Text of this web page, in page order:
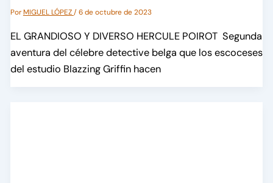
PorMIGUEL LÓPEZ/6 de octubre de 2023
EL GRANDIOSO Y DIVERSO HERCULE POIROT Segunda
aventura del célebre detective belga que los escoceses
del estudio Blazzing Griffin hacen